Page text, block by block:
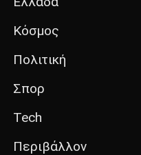
Κόσμος
Πολιτική
Σπορ
Tech
Περιβάλλον